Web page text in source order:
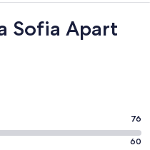
Sofia Apart
76
60